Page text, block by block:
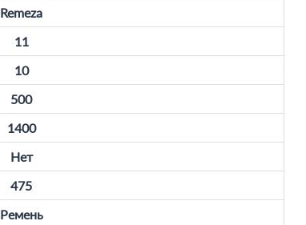
Remeza
11
10
500
1400
Нет
475
Ремень